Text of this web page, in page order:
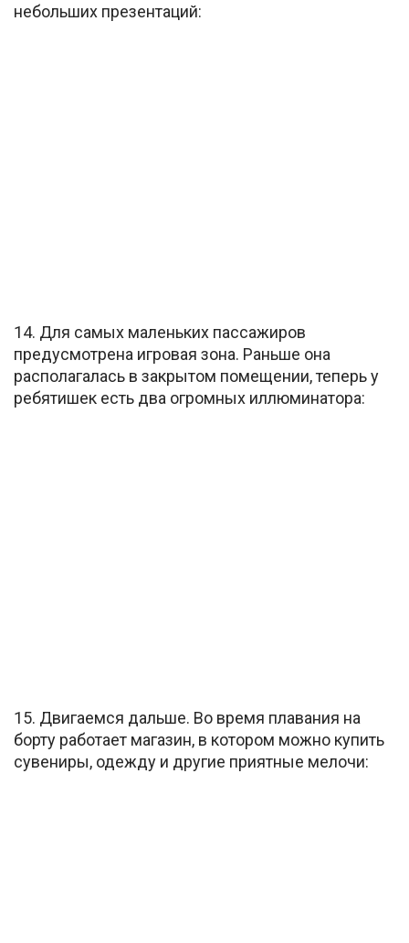
небольших презентаций:
14. Для самых маленьких пассажиров
предусмотрена игровая зона. Раньше она
располагалась в закрытом помещении, теперь у
ребятишек есть два огромных иллюминатора:
15. Двигаемся дальше. Во время плавания на
борту работает магазин, в котором можно купить
сувениры, одежду и другие приятные мелочи: